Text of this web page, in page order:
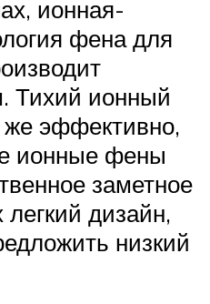
ионная-
фена для
Тихий ионный
же эффективно,
ионные фены
заметное
легкий дизайн,
низкий